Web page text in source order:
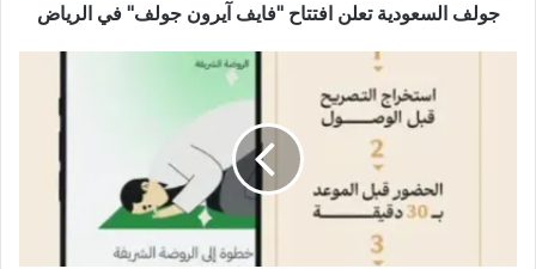
جولف السعودية تعلن افتتاح "فايف آيرون جولف" في الرياض